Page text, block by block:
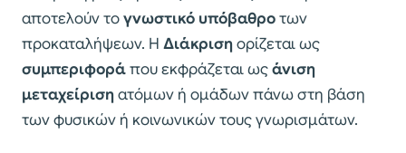
αποτελούν τογνωστικό υπόβαθροτων
προκαταλήψεων. Η Διάκρισηορίζεται ως
συμπεριφοράπου εκφράζεται ωςάνιση
μεταχείρισηατόμων ή ομάδων πάνω στη βάση
των φυσικών ή κοινωνικών τους γνωρισμάτων.